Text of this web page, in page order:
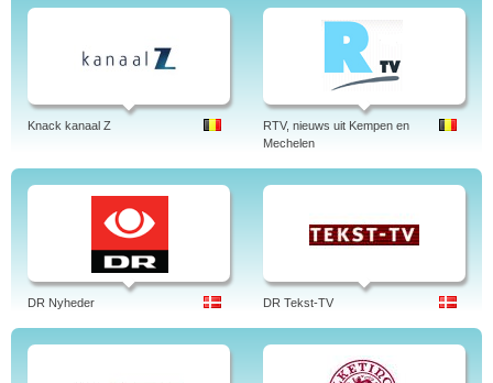
Knack kanaal Z
RTV, nieuws uit Kempen en
Mechelen
DR Nyheder DR Tekst-TV